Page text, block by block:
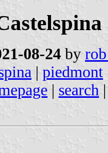
08-24 by
| piedmont
| search